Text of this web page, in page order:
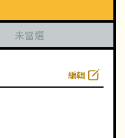
未當選
編輯